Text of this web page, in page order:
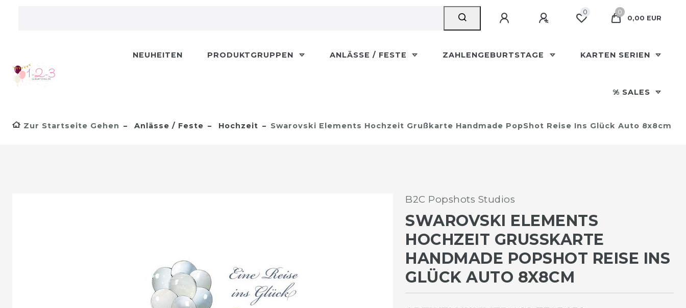
0
0
0,00 EUR
NEUHEITEN PRODUKTGRUPPEN ANLÄSSE / FESTE ZAHLENGEBURTSTAGE KARTEN SERIEN
% SALES
Zur Startseite Gehen Anlässe / Feste Hochzeit Swarovski Elements Hochzeit Grußkarte Handmade PopShot Reise Ins Glück Auto 8x8cm
B2C Popshots Studios
SWAROVSKI ELEMENTS
HOCHZEIT GRUSSKARTE H
ANDMADE POPSHOT REISE INS G
LÜCK AUTO 8X8CM